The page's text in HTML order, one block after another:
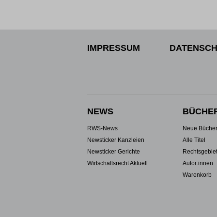
IMPRESSUM
NEWS
RWS-News
Newsticker Kanzleien
Newsticker Gerichte
Wirtschaftsrecht Aktuell
Neue Bücher
Alle Titel
Autor:innen
Warenkorb